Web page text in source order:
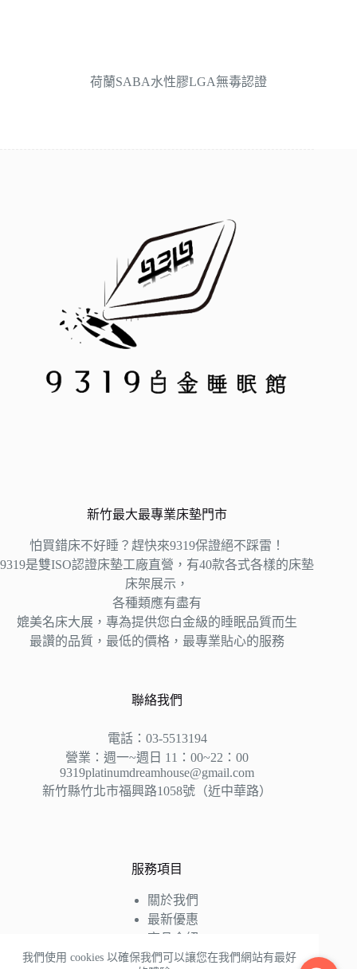
我們使用 cookies 以確保我們可以讓您在我們網站有最好
荷蘭SABA水性膠LGA無毒認證
新竹最大最專業床墊門市
怕買錯床不好睡？趕快來9319保證絕不踩雷！
9319是雙ISO認證床墊工廠直營，有40款各式各樣的床墊
床架展示，
各種類應有盡有
媲美名床大展，專為提供您白金級的睡眠品質而生
最讚的品質，最低的價格，最專業貼心的服務
聯絡我們
電話：03-5513194
營業：週一~週日 11：00~22：00
9319platinumdreamhouse@gmail.com
新竹縣竹北市福興路1058號（近中華路）
服務項目
關於我們
最新優惠
商品介紹
床墊知識